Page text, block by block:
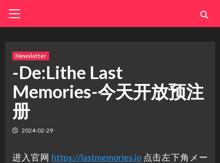
Menu
Newsletter
-De:Lithe Last
Memories-今天开放预注
册
2024-02-29
进入官网 https://lastmemories.io点击左下角メー